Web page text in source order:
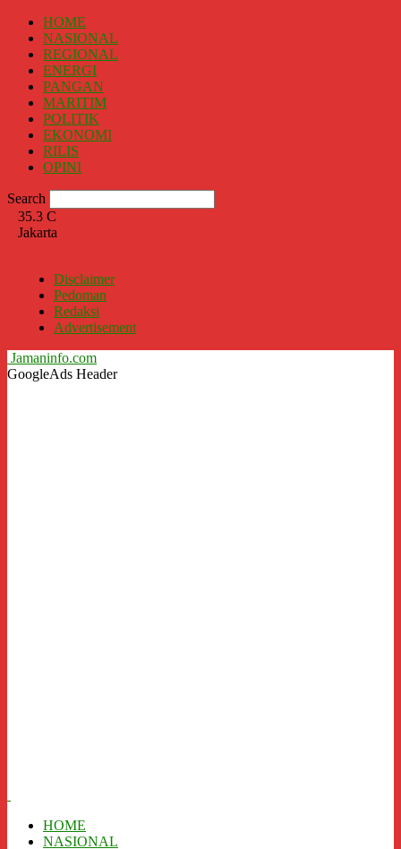
HOME
NASIONAL
REGIONAL
ENERGI
PANGAN
MARITIM
POLITIK
EKONOMI
RILIS
OPINI
Search
35.3 C
Jakarta
Disclaimer
Pedoman
Redaksi
Advertisement
Jamaninfo.com
GoogleAds Header
HOME
NASIONAL